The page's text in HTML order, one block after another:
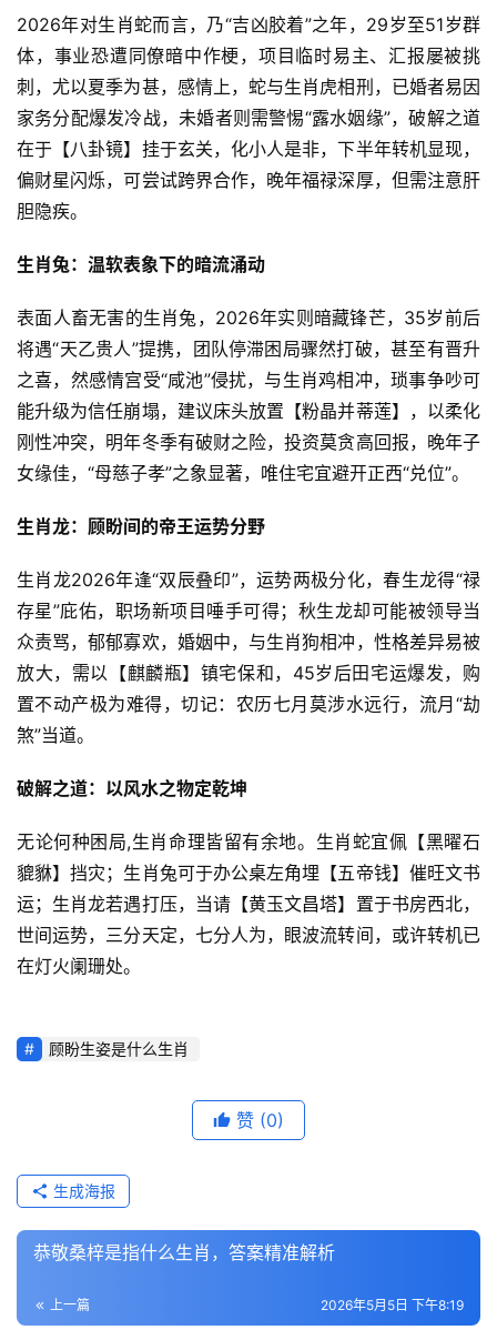
2026年对生肖蛇而言，乃“吉凶胶着”之年，29岁至51岁群
体，事业恐遭同僚暗中作梗，项目临时易主、汇报屡被挑
刺，尤以夏季为甚，感情上，蛇与生肖虎相刑，已婚者易因
家务分配爆发冷战，未婚者则需警惕“露水姻缘”，破解之道
在于【八卦镜】挂于玄关，化小人是非，下半年转机显现，
偏财星闪烁，可尝试跨界合作，晚年福禄深厚，但需注意肝
胆隐疾。
生肖兔：温软表象下的暗流涌动
表面人畜无害的生肖兔，2026年实则暗藏锋芒，35岁前后
将遇“天乙贵人”提携，团队停滞困局骤然打破，甚至有晋升
之喜，然感情宫受“咸池”侵扰，与生肖鸡相冲，琐事争吵可
能升级为信任崩塌，建议床头放置【粉晶并蒂莲】，以柔化
刚性冲突，明年冬季有破财之险，投资莫贪高回报，晚年子
女缘佳，“母慈子孝”之象显著，唯住宅宜避开正西“兑位”。
生肖龙：顾盼间的帝王运势分野
生肖龙2026年逢“双辰叠印”，运势两极分化，春生龙得“禄
存星”庇佑，职场新项目唾手可得；秋生龙却可能被领导当
众责骂，郁郁寡欢，婚姻中，与生肖狗相冲，性格差异易被
放大，需以【麒麟瓶】镇宅保和，45岁后田宅运爆发，购
置不动产极为难得，切记：农历七月莫涉水远行，流月“劫
煞”当道。
破解之道：以风水之物定乾坤
无论何种困局,生肖命理皆留有余地。生肖蛇宜佩【黑曜石
貔貅】挡灾；生肖兔可于办公桌左角埋【五帝钱】催旺文书
运；生肖龙若遇打压，当请【黄玉文昌塔】置于书房西北，
世间运势，三分天定，七分人为，眼波流转间，或许转机已
在灯火阑珊处。
顾盼生姿是什么生肖
赞 (0)
生成海报
恭敬桑梓是指什么生肖，答案精准解析
上一篇 2026年5月5日 下午8:19